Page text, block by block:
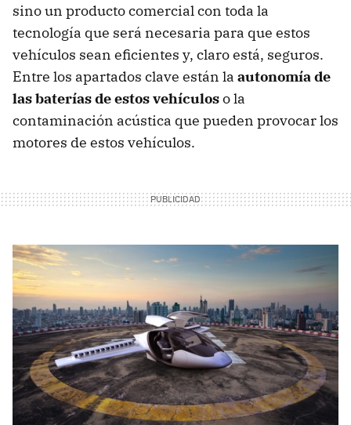
sino un producto comercial con toda la
tecnología que será necesaria para que estos
vehículos sean eficientes y, claro está, seguros.
Entre los apartados clave están la autonomía de
las baterías de estos vehículoso la
contaminación acústica que pueden provocar los
motores de estos vehículos.